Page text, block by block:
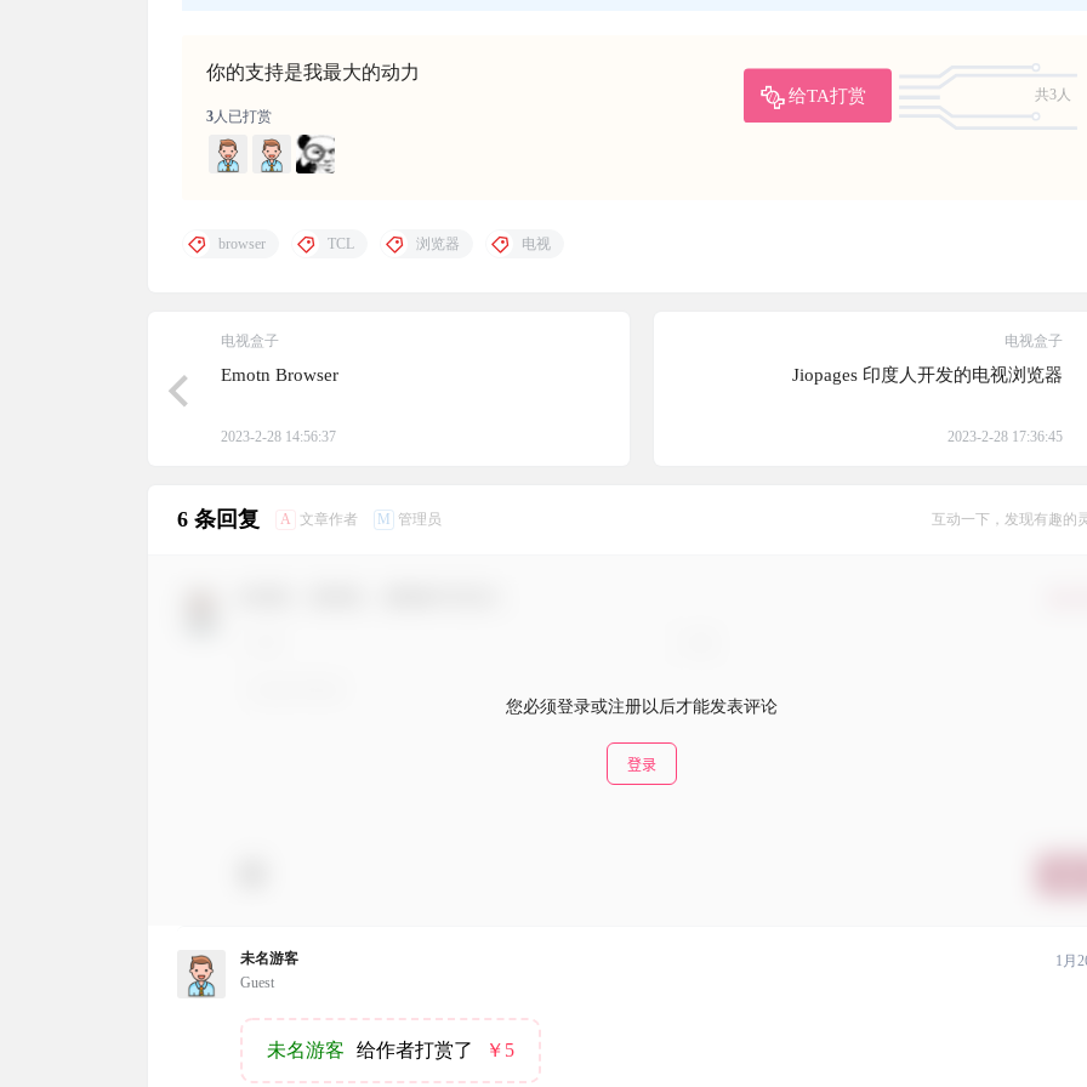
你的支持是我最大的动力
给TA打赏
共3人
3人已打赏
browser TCL 浏览器 电视
电视盒子
Emotn Browser
2023-2-28 14:56:37
电视盒子
Jiopages 印度人开发的电视浏览器
2023-2-28 17:36:45
6 条回复 A 文章作者 M 管理员 互动一下，发现有趣的
您必须登录或注册以后才能发表评论
登录
未名游客
Guest
1月
未名游客 给作者打赏了 ￥5